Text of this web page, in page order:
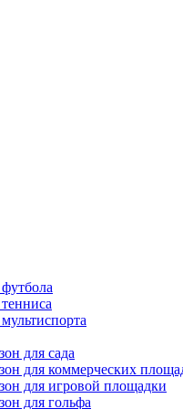
для сада
для коммерческих
для игровой площадки
для гольфа